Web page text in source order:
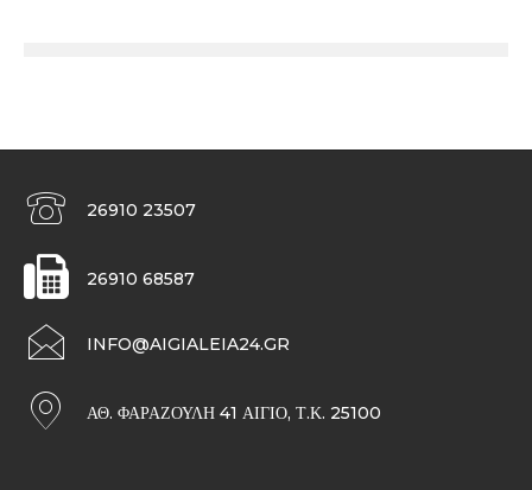
26910 23507
26910 68587
INFO@AIGIALEIA24.GR
ΑΘ. ΦΑΡΑΖΟΥΛΉ 41 ΑΊΓΙΟ, Τ.Κ. 25100